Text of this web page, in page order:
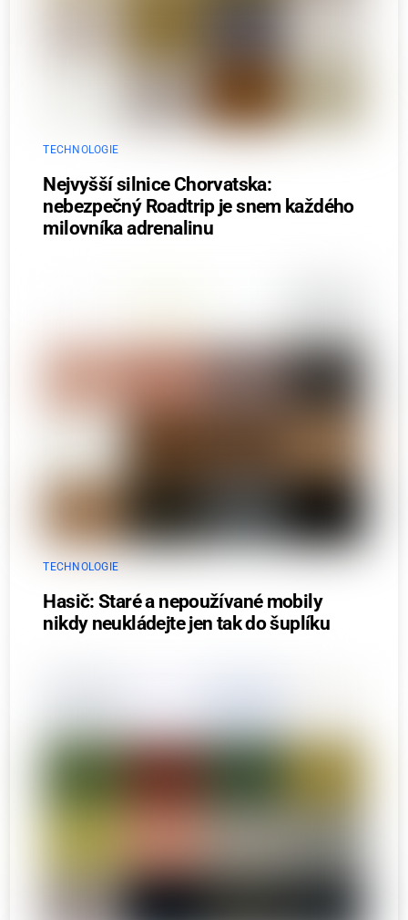
TECHNOLOGIE
Nejvyšší silnice Chorvatska:
nebezpečný Roadtrip je snem každého
milovníka adrenalinu
TECHNOLOGIE
Hasič: Staré a nepoužívané mobily
nikdy neukládejte jen tak do šuplíku